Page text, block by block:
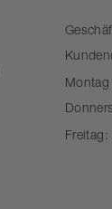
Montag
Freitag: